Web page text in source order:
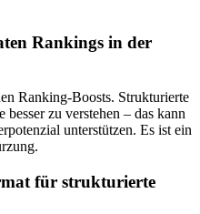
Rankings in der
Ranking‑Boosts. Strukturierte
zu verstehen – das kann
unterstützen. Es ist ein
für strukturierte